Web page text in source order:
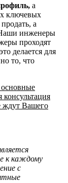
а
ключевых
а
инженеры
проходят
делается для
то, что
основные
Вашего
к каждому
с